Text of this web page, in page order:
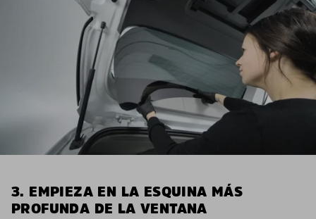
3. EMPIEZA EN LA ESQUINA MÁS
PROFUNDA DE LA VENTANA